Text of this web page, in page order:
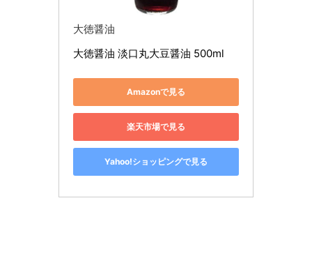
大徳醤油
大徳醤油 淡口丸大豆醤油 500ml
Amazonで見る
楽天市場で見る
Yahoo!ショッピングで見る